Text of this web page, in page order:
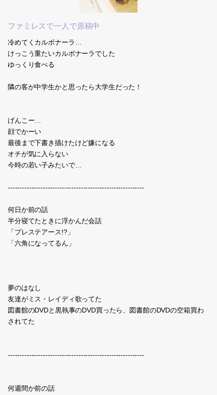
ファミレスで一人で原稿中
冷めてくカルボナーラ…
けっこう重たいカルボナーラでした
ゆっくり食べる
隣の客が中学生かと思ったら大学生だった！
げんこー…
顔でかーい
最後まで下書き描けたけど嫌になる
オチが気に入らない
今時の若い子みたいで…
----------------------------------------------------------
何日か前の話
半分寝てたときに浮かんだ会話
「プレステアース!?」
「六角になってるん」
夢のはなし
友達がミス・レイディ歌ってた
図書館のDVDと黒執事のDVD買ったら、図書館のDVDの空箱買わ
されてた
----------------------------------------------------------
何週間か前の話